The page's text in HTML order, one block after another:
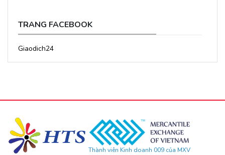
TRANG FACEBOOK
Giaodich24
Thành viên Kinh doanh 009 của MXV